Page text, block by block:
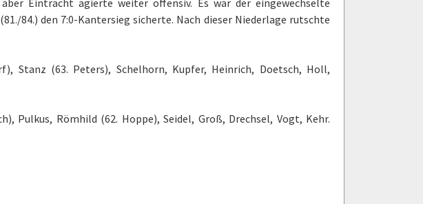
84.) den 7:0-Kantersieg sicherte. Nach dieser Niederlage rutschte
Stanz (63. Peters), Schelhorn, Kupfer, Heinrich, Doetsch, Holl,
Pulkus, Römhild (62. Hoppe), Seidel, Groß, Drechsel, Vogt, Kehr.